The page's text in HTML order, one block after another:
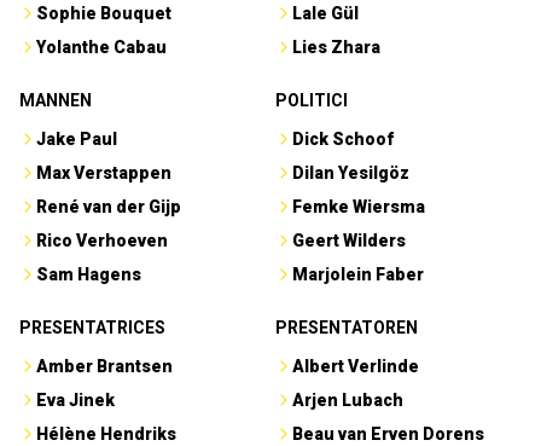
Sophie Bouquet
Yolanthe Cabau
Lale Gül
Lies Zhara
MANNEN
Jake Paul
Max Verstappen
René van der Gijp
Rico Verhoeven
Sam Hagens
POLITICI
Dick Schoof
Dilan Yesilgöz
Femke Wiersma
Geert Wilders
Marjolein Faber
PRESENTATRICES
Amber Brantsen
Eva Jinek
Hélène Hendriks
PRESENTATOREN
Albert Verlinde
Arjen Lubach
Beau van Erven Dorens